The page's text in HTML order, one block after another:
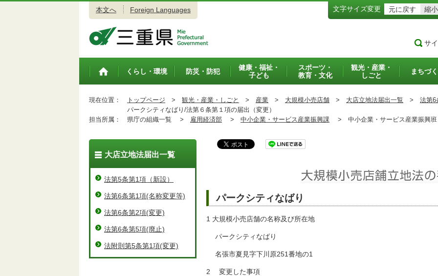
本文へ Foreign Languages 文字サイズ変更 元に戻す 縮小
サ
トップペ
くらし・環境 防災・防犯
健康・福祉・
子ども
スポーツ・
教育・文化
観光・産業・
しごと
まちづ
現在位置： トップページ > 観光・産業・しごと > 産業 > 大規模小売店舗 > 大店立地法届出一覧 >
法第6
パークシティなばり/法第６条第１項の届出（変更）
担当所属：
県庁の組織一覧 > 雇用経済部 > 中小企業・サービス産業振興課 > 中小企業・サービス産業振興
パークシティなばり
1 大規模小売店舗の名称及び所在地
パークシティなばり
名張市夏見字下川原251番地の1
2 変更した事項
大店立地法届出一覧
法第5条第1項（新設）
法第6条第1項(名称変更等)
法第6条第2項(変更)
法第6条第5項(廃止)
法附則第5条第1項(変更)